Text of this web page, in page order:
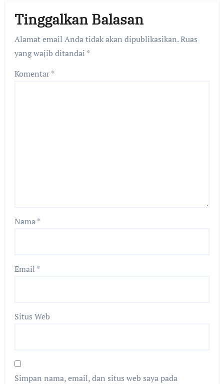
Tinggalkan Balasan
Alamat email Anda tidak akan dipublikasikan.Ruas
yang wajib ditandai *
Komentar*
Nama*
Email *
Situs Web
Simpan nama, email, dan situs web saya pada